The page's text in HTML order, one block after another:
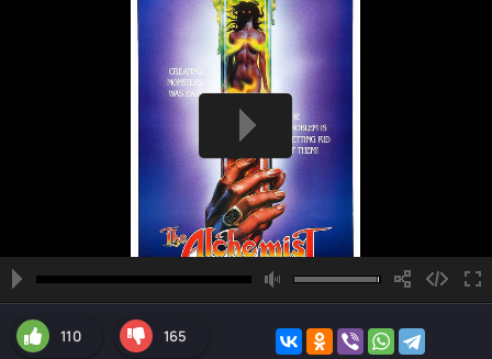
110 165